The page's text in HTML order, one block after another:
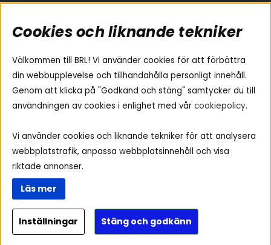
Områden
Billjud
Hemmaljud
Medarbetare
Vad passar i min bil
Yamaha Musiccast
Ljud till A-traktorn
Ljud till båten
Ljud till lastbil
Ljus till A-traktorn
Visselblåsning
Följ oss
Instagram
Facebook
Youtube
Copyright © 2026 - BRL Electronics
Cookies och liknande tekniker
Välkommen till BRL! Vi använder cookies för att förbättra
din webbupplevelse och tillhandahålla personligt innehåll.
Genom att klicka på "Godkänd och stäng" samtycker du till
användningen av cookies i enlighet med vår cookiepolicy.
Vi använder cookies och liknande tekniker för att analysera
webbplatstrafik, anpassa webbplatsinnehåll och visa
riktade annonser.
Läs mer
Inställningar Stäng och godkänn